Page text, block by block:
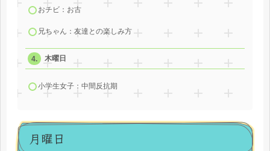
おチビ：お古
兄ちゃん：友達との楽しみ方
木曜日
小学生女子：中間反抗期
月曜日